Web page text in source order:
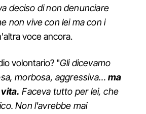
deciso di non denunciare
non vive con lei ma con i
voce ancora.
volontario? "Gli dicevamo
morbosa, aggressiva… ma
Faceva tutto per lei, che
Non l'avrebbe mai